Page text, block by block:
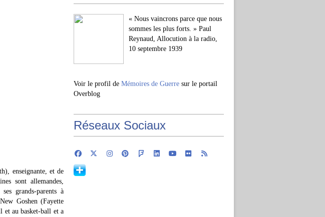
enseignante, et de
sont allemandes,
grands-parents à
Goshen (Fayette
et au basket-ball et a
« Nous vaincrons parce que nous
sommes les plus forts. » Paul
Reynaud, Allocution à la radio,
10 septembre 1939
Voir le profil de Mémoires de Guerre sur le portail
Overblog
Réseaux Sociaux